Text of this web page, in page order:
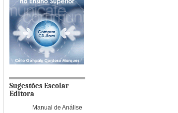
Sugestões Escolar
Editora
Manual de Análise